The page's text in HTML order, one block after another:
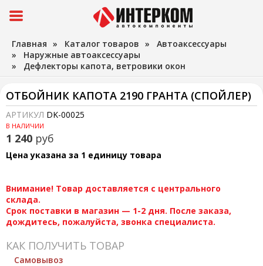
Главная » Каталог товаров » Автоаксессуары
» Наружные автоаксессуары
» Дефлекторы капота, ветровики окон
ОТБОЙНИК КАПОТА 2190 ГРАНТА (СПОЙЛЕР)
АРТИКУЛ DK-00025
В НАЛИЧИИ
1 240 руб
Цена указана за 1 единицу товара
Внимание! Товар доставляется с центрального
склада.
Срок поставки в магазин — 1-2 дня. После заказа,
дождитесь, пожалуйста, звонка специалиста.
КАК ПОЛУЧИТЬ ТОВАР
Самовывоз